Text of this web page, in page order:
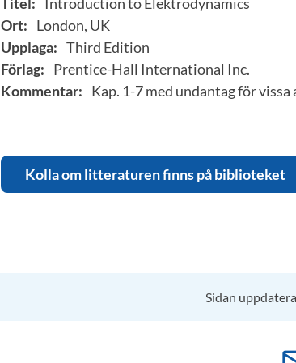
Ort: London, UK
Upplaga: Third Edition
Förlag: Prentice-Hall International Inc.
Kommentar: Kap. 1-7 med undantag för
Kolla om litteraturen finns på biblioteket
Sidan